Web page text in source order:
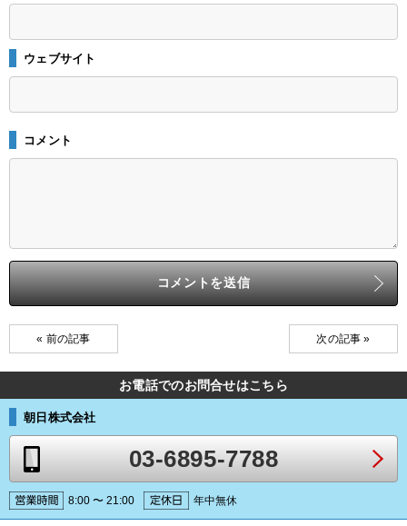
ウェブサイト
コメント
« 前の記事 次の記事 »
お電話でのお問合せはこちら
朝日株式会社
03-6895-7788
8:00 〜 21:00 年中無休